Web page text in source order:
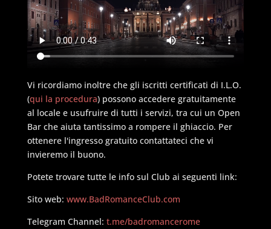
Vi ricordiamo inoltre che gli iscritti certificati di I.L.O.
(qui la procedura) possono accedere gratuitamente
al locale e usufruire di tutti i servizi, tra cui un Open
Bar che aiuta tantissimo a rompere il ghiaccio. Per
ottenere l'ingresso gratuito contattateci che vi
invieremo il buono.
Potete trovare tutte le info sul Club ai seguenti link:
Sito web: www.BadRomanceClub.com
Telegram Channel: t.me/badromancerome